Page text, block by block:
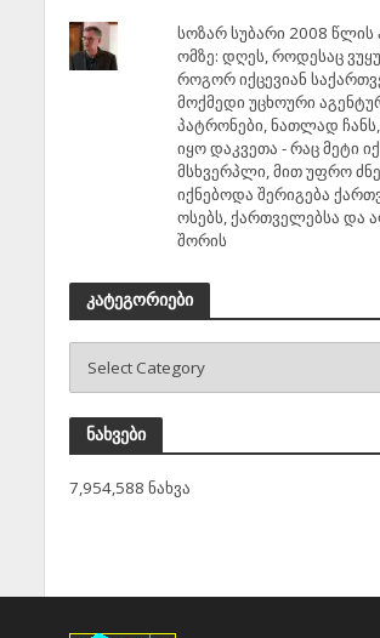
სოზარ სუბარი 2008 წლის
ომზე: დღეს, როდესაც
როგორ იქცევიან
მოქმედი უცხოური
პატრონები, ნათლად
იყო დაკვეთა - რაც მეტი
მსხვერპლი, მით უფრო
იქნებოდა შერიგება
ოსებს, ქართველებსა და
შორის
კატეგორიები
ნახვები
7,954,588 ნახვა